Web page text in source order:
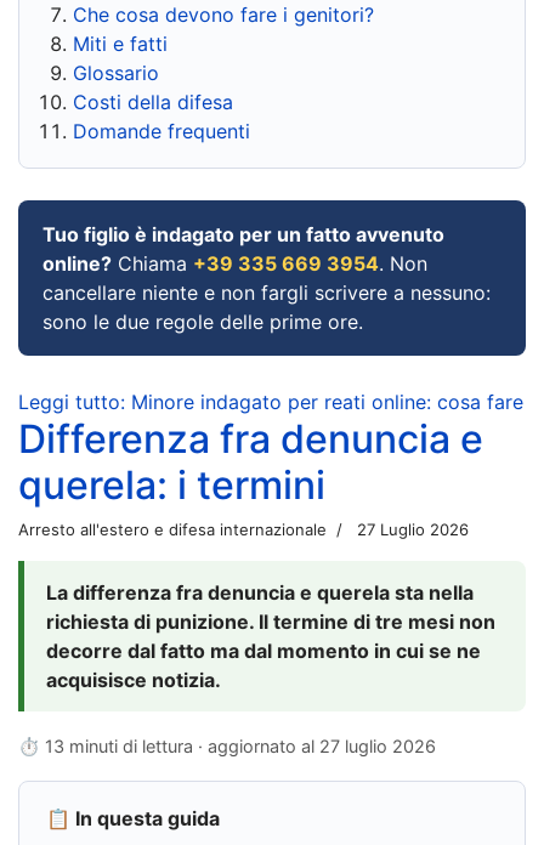
Che cosa devono fare i genitori?
Miti e fatti
Glossario
Costi della difesa
Domande frequenti
Tuo figlio è indagato per un fatto avvenuto
online? Chiama +39 335 669 3954. Non
cancellare niente e non fargli scrivere a nessuno:
sono le due regole delle prime ore.
Leggi tutto: Minore indagato per reati online: cosa fare
Differenza fra denuncia e
querela: i termini
Arresto all'estero e difesa internazionale 27 Luglio 2026
La differenza fra denuncia e querela sta nella
richiesta di punizione. Il termine di tre mesi non
decorre dal fatto ma dal momento in cui se ne
acquisisce notizia.
⏱ 13 minuti di lettura · aggiornato al 27 luglio 2026
📋 In questa guida